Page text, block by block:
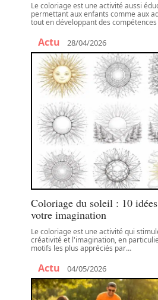
Le coloriage est une activité aussi
permettant aux enfants comme aux
tout en développant des
Actu 28/04/2026
Coloriage du soleil : 10
votre imagination
Le coloriage est une activité qui
créativité et l'imagination, en
motifs les plus appréciés par…
Actu 04/05/2026